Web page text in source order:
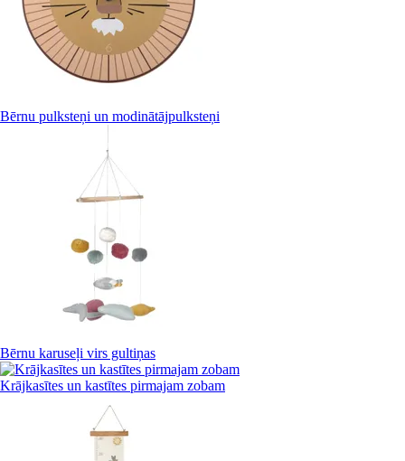
Bērnu pulksteņi un modinātājpulksteņi
Bērnu karuseļi virs gultiņas
Krājkasītes un kastītes pirmajam zobam